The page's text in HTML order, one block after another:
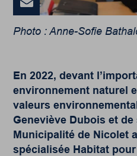
Photo : Anne-Sofie
En 2022, devant
environnement naturel
valeurs
Geneviève Dubois et
Municipalité de Nicolet
spécialisée Habitat